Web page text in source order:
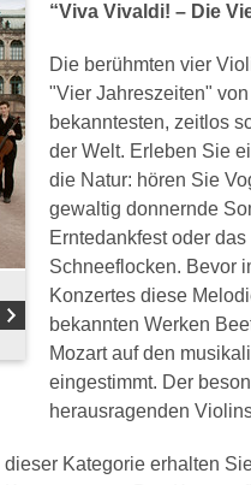
“Viva Vivaldi! – Die
Die berühmten vier
"Vier Jahreszeiten"
bekanntesten, zeitlos
der Welt. Erleben Sie
die Natur: hören Sie
gewaltig donnernde
Erntedankfest oder
Schneeflocken. Bevor
Konzertes diese
bekannten Werken
Mozart auf den
eingestimmt. Der
herausragenden
Kategorie erhalten